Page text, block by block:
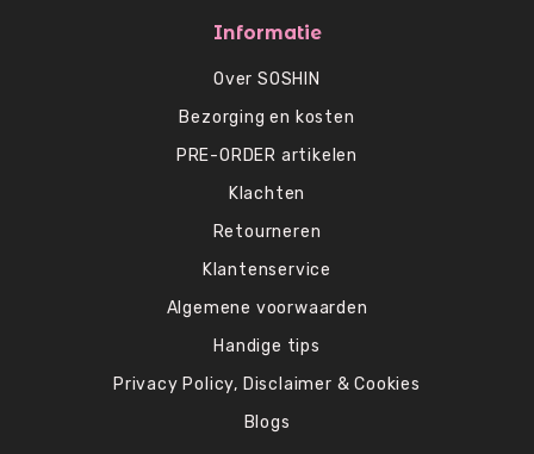
Informatie
Over SOSHIN
Bezorging en kosten
PRE-ORDER artikelen
Klachten
Retourneren
Klantenservice
Algemene voorwaarden
Handige tips
Privacy Policy, Disclaimer & Cookies
Blogs